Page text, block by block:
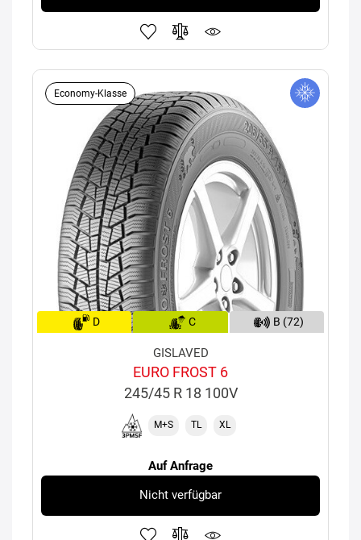
Economy-Klasse
D C B (72)
GISLAVED
EURO FROST 6
245/45 R 18 100V
M+S TL XL
Auf Anfrage
Nicht verfügbar